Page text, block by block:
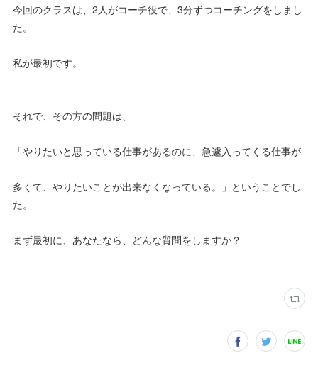
今回のクラスは、2人がコーチ役で、3分ずつコーチングをしまし
た。
私が最初です。
それで、その方の問題は、
「やりたいと思っている仕事があるのに、急遽入ってくる仕事が
多くて、やりたいことが出来なくなっている。」ということでし
た。
まず最初に、あなたなら、どんな質問をしますか？